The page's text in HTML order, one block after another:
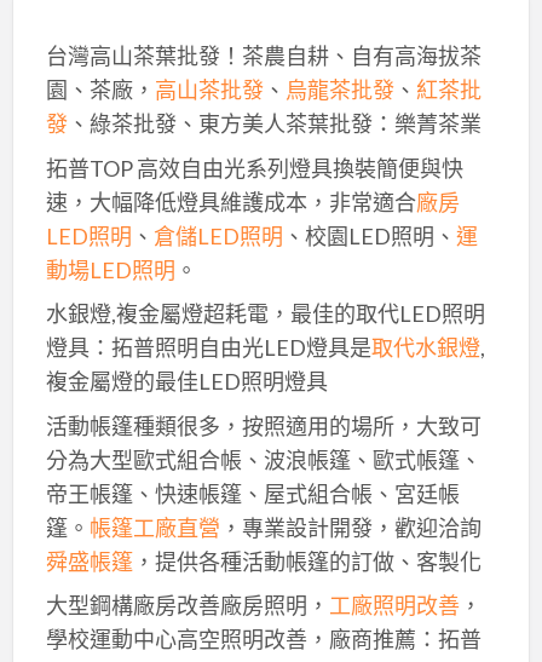
台灣高山茶葉批發！茶農自耕、自有高海拔茶
園、茶廠， 高山茶批發、 烏龍茶批發、 紅茶批
發、綠茶批發、東方美人茶葉批發：樂菁茶業
拓普TOP 高效自由光系列燈具換裝簡便與快
速，大幅降低燈具維護成本，非常適合廠房
LED照明 、 倉儲LED照明 、校園LED照明、 運
動場LED照明 。
水銀燈,複金屬燈超耗電，最佳的取代LED照明
燈具：拓普照明自由光LED燈具是取代水銀燈,
複金屬燈的最佳LED照明燈具
活動帳篷種類很多，按照適用的場所，大致可
分為大型歐式組合帳、波浪帳篷、歐式帳篷、
帝王帳篷、快速帳篷、屋式組合帳、宮廷帳
篷。 帳篷工廠直營 ，專業設計開發，歡迎洽詢
舜盛帳篷，提供各種活動帳篷的訂做、客製化
大型鋼構廠房改善廠房照明， 工廠照明改善，
學校運動中心高空照明改善，廠商推薦：拓普